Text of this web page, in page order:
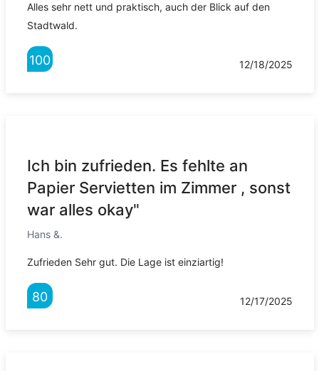
Alles sehr nett und praktisch, auch der Blick auf den
Stadtwald.
100 12/18/2025
Ich bin zufrieden. Es fehlte an
Papier Servietten im Zimmer , sonst
war alles okay"
Hans &.
Zufrieden Sehr gut. Die Lage ist einziartig!
80 12/17/2025